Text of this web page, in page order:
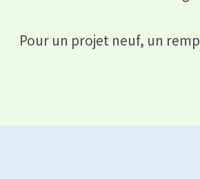
Pour un projet neuf, un